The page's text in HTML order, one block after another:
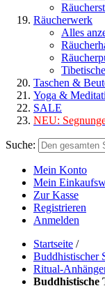
Räucherwerk
Alles
Taschen &
Yoga &
SALE
NEU:
Suche:
Mein Konto
Mein
Zur Kasse
Registrieren
Anmelden
Startseite /
Buddhistischer
Ritual-
Buddhistische